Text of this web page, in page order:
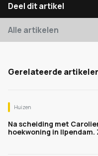
Deel dit artikel
Alle artikelen
Gerelateerde
Huizen
Na scheiding met
hoekwoning in Ilpendam.